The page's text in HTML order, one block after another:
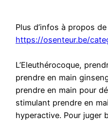
Plus d’infos à propos de
https://osenteur.be/
L’Eleuthérocoque,
prendre en main
prendre en main pour
stimulant prendre en
hyperactive. Pour juger